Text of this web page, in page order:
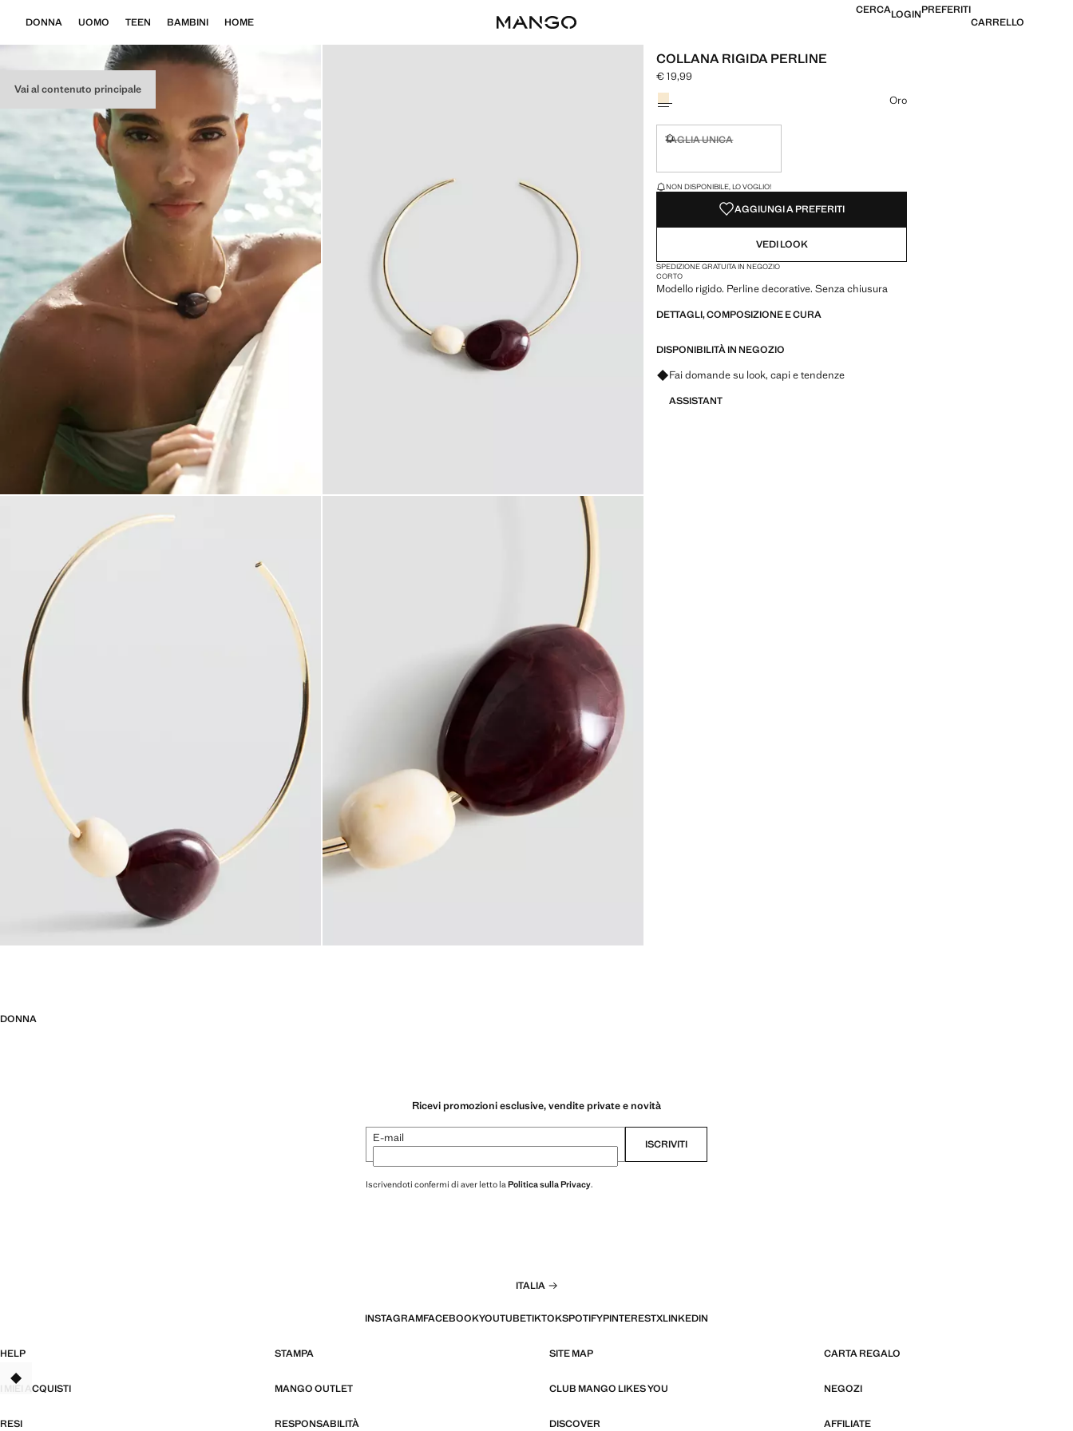
Vai al contenuto principale
DONNA UOMO TEEN BAMBINI HOME
CERCALOGINPREFERITI
CARRELLO
COLLANA RIGIDA PERLINE
Prezzo attuale [€ 19,99 ]
€ 19,99
Seleziona un colore
Oro
TAGLIA UNICA
ULTIME UNITÀ!
NON DISPONIBILE, LO VOGLIO!
AGGIUNGI A PREFERITI
VEDI LOOK
SPEDIZIONE GRATUITA IN NEGOZIO
CORTO
Modello rigido. Perline decorative. Senza chiusura
DETTAGLI, COMPOSIZIONE E CURA
DISPONIBILITÀ IN NEGOZIO
Fai domande su look, capi e tendenze
ASSISTANT
DONNA
Ricevi promozioni esclusive, vendite private e novità
E-mail ISCRIVITI
Iscrivendoti confermi di aver letto laPolitica sulla Privacy.
ITALIA
INSTAGRAMFACEBOOKYOUTUBETIKTOKSPOTIFYPINTERESTXLINKEDIN
HELP STAMPA SITE MAP CARTA REGALO
I MIEI ACQUISTI MANGO OUTLET CLUB MANGO LIKES YOU NEGOZI
RESI RESPONSABILITÀ DISCOVER AFFILIATE